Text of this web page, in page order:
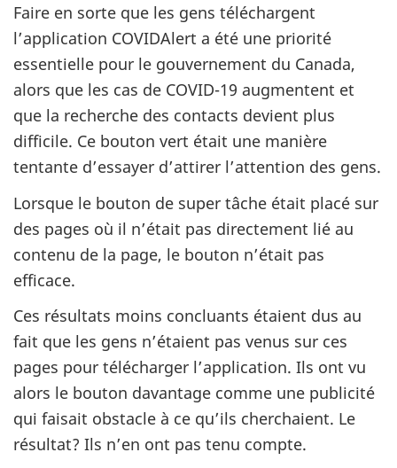
Faire en sorte que les gens téléchargent
l’application COVIDAlert a été une priorité
essentielle pour le gouvernement du Canada,
alors que les cas de COVID-19 augmentent et
que la recherche des contacts devient plus
difficile. Ce bouton vert était une manière
tentante d’essayer d’attirer l’attention des gens.
Lorsque le bouton de super tâche était placé sur
des pages où il n’était pas directement lié au
contenu de la page, le bouton n’était pas
efficace.
Ces résultats moins concluants étaient dus au
fait que les gens n’étaient pas venus sur ces
pages pour télécharger l’application. Ils ont vu
alors le bouton davantage comme une publicité
qui faisait obstacle à ce qu’ils cherchaient. Le
résultat? Ils n’en ont pas tenu compte.